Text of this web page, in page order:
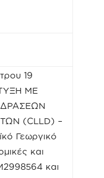
19
ΜΕ
ΔΡΑΣΕΩΝ
(CLLD) –
Γεωργικό
και
και